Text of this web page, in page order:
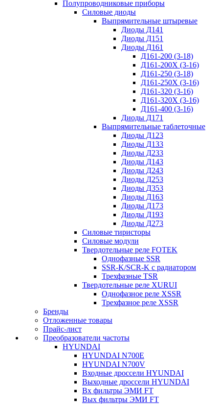
Полупроводниковые приборы
Силовые диоды
Выпрямительные штыревые
Диоды Д141
Диоды Д151
Диоды Д161
Д161-200 (3-18)
Д161-200Х (3-16)
Д161-250 (3-18)
Д161-250Х (3-16)
Д161-320 (3-16)
Д161-320Х (3-16)
Д161-400 (3-16)
Диоды Д171
Выпрямительные таблеточные
Диоды Д123
Диоды Д133
Диоды Д233
Диоды Д143
Диоды Д243
Диоды Д253
Диоды Д353
Диоды Д163
Диоды Д173
Диоды Д193
Диоды Д273
Силовые тиристоры
Силовые модули
Твердотельные реле FOTEK
Однофазные SSR
SSR-K/SCR-K с радиатором
Трехфазные TSR
Твердотельные реле XURUI
Однофазное реле XSSR
Трехфазное реле XSSR
Бренды
Отложенные товары
Прайс-лист
Преобразователи частоты
HYUNDAI
HYUNDAI N700E
HYUNDAI N700V
Входные дроссели HYUNDAI
Выходные дроссели HYUNDAI
Вх фильтры ЭМИ FT
Вых фильтры ЭМИ FT